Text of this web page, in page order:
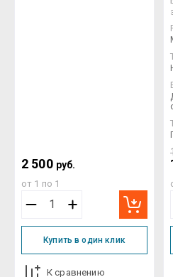
2 500 руб.
от 1 по 1
Купить в один клик
К сравнению